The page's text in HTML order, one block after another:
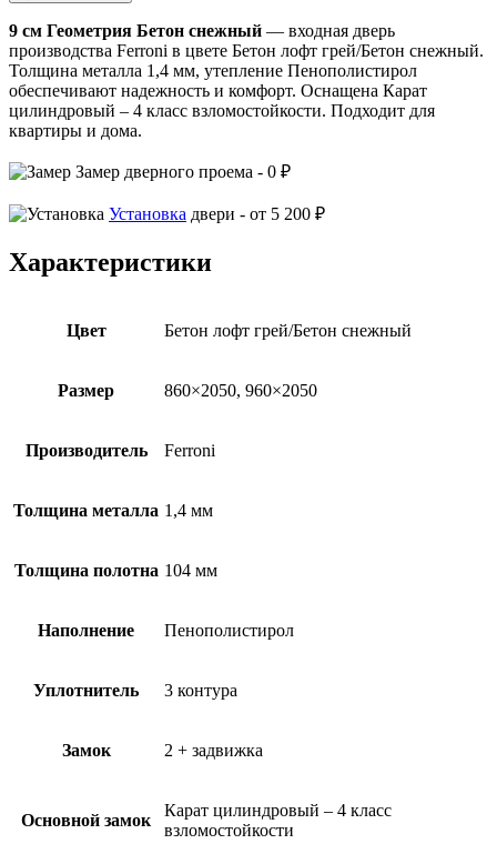
9 см Геометрия Бетон снежный — входная дверь
производства Ferroni в цвете Бетон лофт грей/Бетон снежный.
Толщина металла 1,4 мм, утепление Пенополистирол
обеспечивают надежность и комфорт. Оснащена Карат
цилиндровый – 4 класс взломостойкости. Подходит для
квартиры и дома.
Замер дверного проема - 0 ₽
Установка двери - от 5 200 ₽
Характеристики
Цвет Бетон лофт грей/Бетон снежный
Размер 860×2050, 960×2050
Производитель Ferroni
Толщина металла 1,4 мм
Толщина полотна 104 мм
Наполнение Пенополистирол
Уплотнитель 3 контура
Замок 2 + задвижка
Основной замок
Карат цилиндровый – 4 класс
взломостойкости